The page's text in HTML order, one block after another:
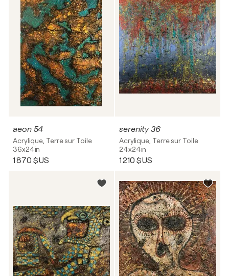
aeon 54
Acrylique, Terre sur Toile
36x24in
1 870 $US
serenity 36
Acrylique, Terre sur Toile
24x24in
1 210 $US